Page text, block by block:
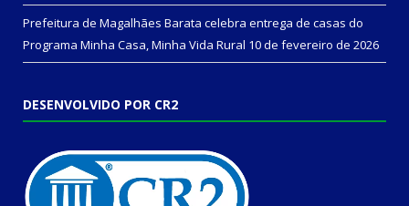
Prefeitura de Magalhães Barata celebra entrega de casas do
Programa Minha Casa, Minha Vida Rural 10 de fevereiro de 2026
DESENVOLVIDO POR CR2